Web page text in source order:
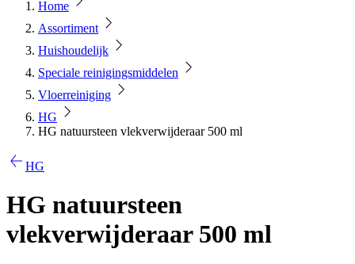
Home
Assortiment
Huishoudelijk
Speciale reinigingsmiddelen
Vloerreiniging
HG
HG natuursteen vlekverwijderaar 500 ml
HG
HG natuursteen
vlekverwijderaar 500 ml